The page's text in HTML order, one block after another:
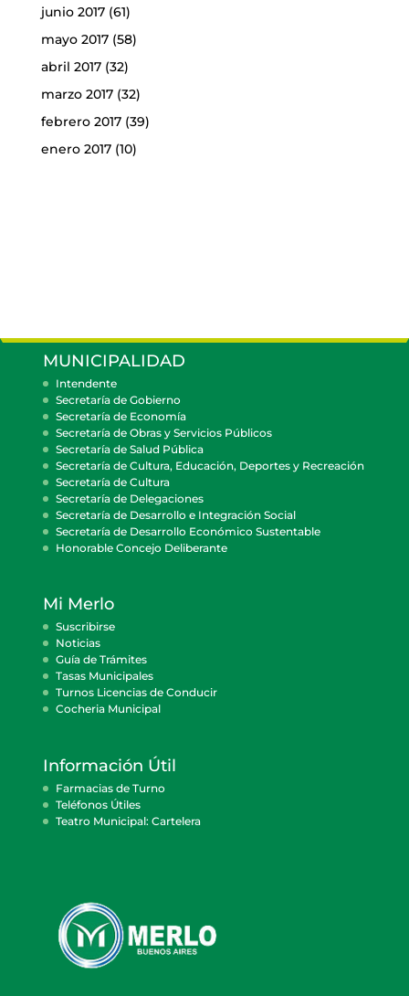
junio 2017(61)
mayo 2017(58)
abril 2017(32)
marzo 2017(32)
febrero 2017(39)
enero 2017(10)
MUNICIPALIDAD
Intendente
Secretaría de Gobierno
Secretaría de Economía
Secretaría de Obras y Servicios Públicos
Secretaría de Salud Pública
Secretaría de Cultura, Educación, Deportes y Recreación
Secretaría de Cultura
Secretaría de Delegaciones
Secretaría de Desarrollo e Integración Social
Secretaría de Desarrollo Económico Sustentable
Honorable Concejo Deliberante
Mi Merlo
Suscribirse
Noticias
Guía de Trámites
Tasas Municipales
Turnos Licencias de Conducir
Cocheria Municipal
Información Útil
Farmacias de Turno
Teléfonos Útiles
Teatro Municipal: Cartelera